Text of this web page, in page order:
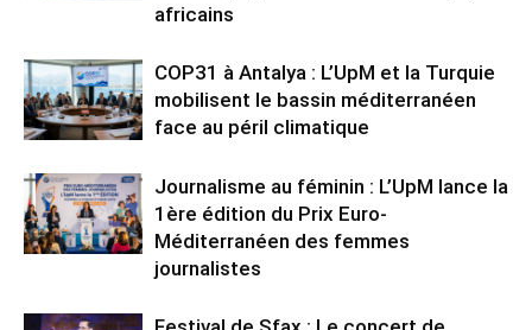
africains
COP31 à Antalya : L’UpM et la Turquie
mobilisent le bassin méditerranéen
face au péril climatique
Journalisme au féminin : L’UpM lance la
1ère édition du Prix Euro-
Méditerranéen des femmes
journalistes